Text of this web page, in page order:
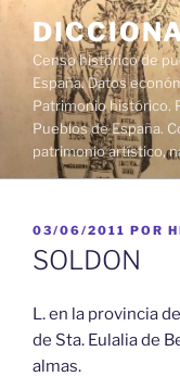
contenido
Censo histórico de
España. Datos
Patrimonio histórico.
Pueblos de España.
patrimonio artístico,
PUBLICADO
EL
03/06/2011 POR
SOLDON
L. en la provincia
de Sta. Eulalia de
almas.